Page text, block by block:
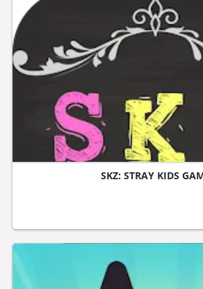
SKZ: STRAY KIDS